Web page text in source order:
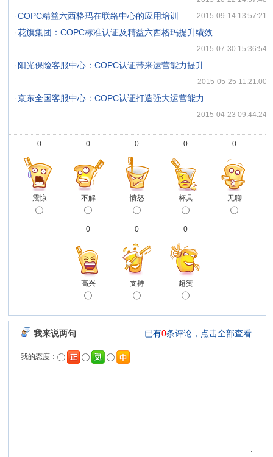
·COPC精益六西格玛在联络中心的应用培训 2015-09-14 13:57:21
·花旗集团：COPC标准认证及精益六西格玛提升绩效
2015-07-30 15:36:54
·阳光保险客服中心：COPC认证带来运营能力提升
2015-05-25 11:21:00
·京东全国客服中心：COPC认证打造强大运营能力
2015-04-23 09:44:24
0
震惊
0
不解
0
愤怒
0
杯具
0
无聊
0
高兴
0
支持
0
超赞